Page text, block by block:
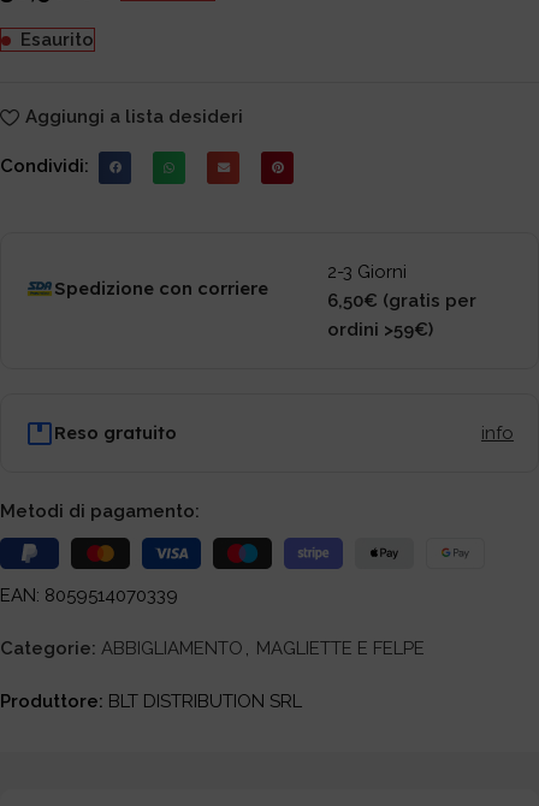
Esaurito
Aggiungi a lista desideri
Condividi:
Spedizione con corriere
2-3 Giorni
6,50€ (gratis per
ordini >59€)
Reso gratuito info
Metodi di pagamento:
EAN: 8059514070339
Categorie: ABBIGLIAMENTO , MAGLIETTE E FELPE
Produttore: BLT DISTRIBUTION SRL